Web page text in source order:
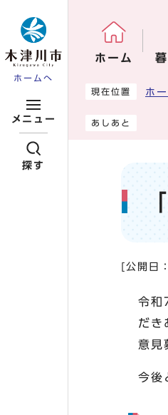
ホームへ
メニュー
探す
ホーム
ここから本文で
現在位置 ホ
あしあと
[公開日：
令和
だき
意見
今後